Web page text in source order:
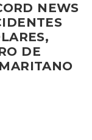
NEWS
DE